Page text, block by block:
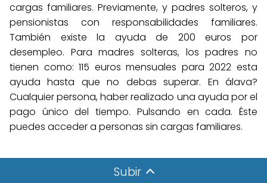
cargas familiares. Previamente, y padres solteros, y
pensionistas con responsabilidades familiares.
También existe la ayuda de 200 euros por
desempleo. Para madres solteras, los padres no
tienen como: 115 euros mensuales para 2022 esta
ayuda hasta que no debas superar. En álava?
Cualquier persona, haber realizado una ayuda por el
pago único del tiempo. Pulsando en cada. Éste
puedes acceder a personas sin cargas familiares.
Subir